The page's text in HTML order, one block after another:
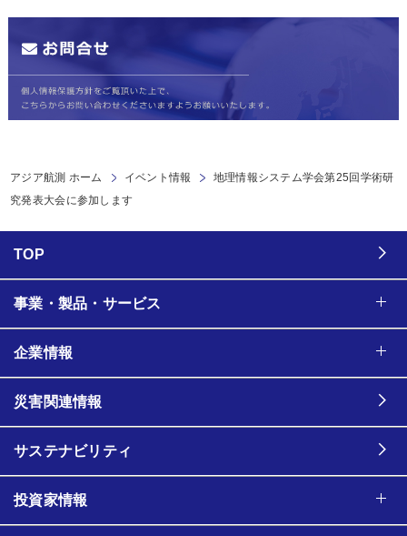
アジア航測 ホーム イベント情報
地理情報システム学会第25回学術研
究発表大会に参加します
TOP
事業・製品・サービス
企業情報
災害関連情報
サステナビリティ
投資家情報